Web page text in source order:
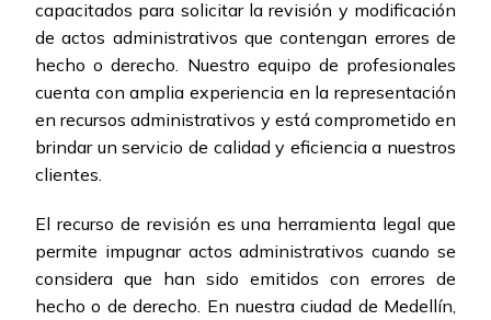
capacitados para solicitar la revisión y modificación
de actos administrativos que contengan errores de
hecho o derecho. Nuestro equipo de profesionales
cuenta con amplia experiencia en la representación
en recursos administrativos y está comprometido en
brindar un servicio de calidad y eficiencia a nuestros
clientes.
El recurso de revisión es una herramienta legal que
permite impugnar actos administrativos cuando se
considera que han sido emitidos con errores de
hecho o de derecho. En nuestra ciudad de Medellín,